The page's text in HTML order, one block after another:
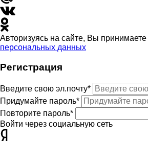
Авторизуясь на сайте, Вы принимаете
персональных данных
Регистрация
Введите свою эл.почту*
Придумайте пароль*
Повторите пароль*
Войти через социальную сеть